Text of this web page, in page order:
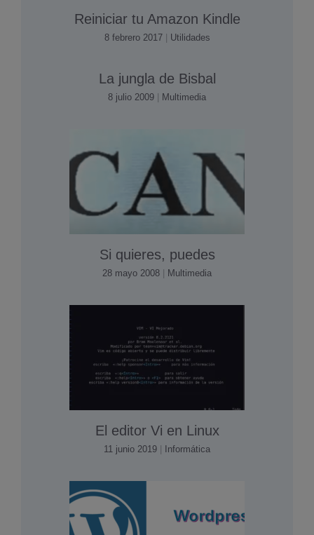
Reiniciar tu Amazon Kindle
8 febrero 2017 Utilidades
La jungla de Bisbal
8 julio 2009 Multimedia
Si quieres, puedes
28 mayo 2008 Multimedia
El editor Vi en Linux
11 junio 2019 Informática